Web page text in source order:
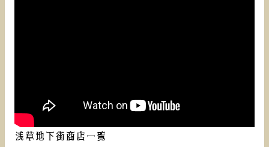
浅草地下街商店一覧